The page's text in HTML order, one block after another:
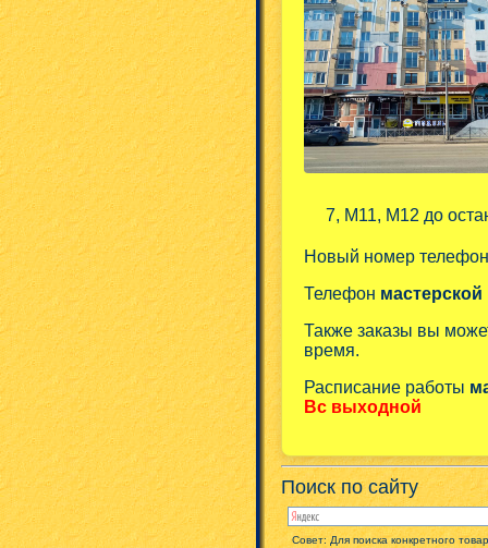
7, М11, М12 до
Новый номер
Телефон
Также заказы вы
время.
Расписание работы
Вс выходной
Поиск по сайту
Совет: Для поиска конкретного